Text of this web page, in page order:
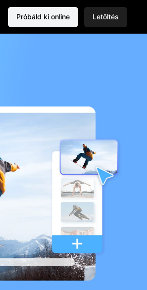
Próbáld ki online Letöltés